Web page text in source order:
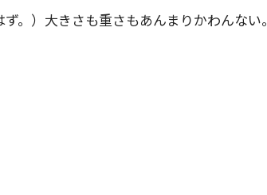
。）大きさも重さもあんまりかわんない。